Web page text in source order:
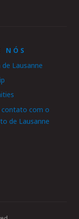
NÓS
Lausanne
contato com o
de Lausanne